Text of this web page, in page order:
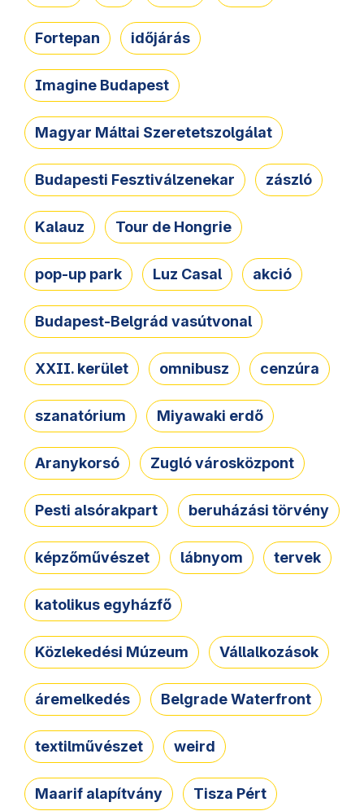
Fortepan időjárás
Imagine Budapest
Magyar Máltai Szeretetszolgálat
Budapesti Fesztiválzenekar zászló
Kalauz Tour de Hongrie
pop-up park Luz Casal akció
Budapest-Belgrád vasútvonal
XXII. kerület omnibusz cenzúra
szanatórium Miyawaki erdő
Aranykorsó Zugló városközpont
Pesti alsórakpart beruházási törvény
képzőművészet lábnyom tervek
katolikus egyházfő
Közlekedési Múzeum Vállalkozások
áremelkedés Belgrade Waterfront
textilművészet weird
Maarif alapítvány Tisza Pért